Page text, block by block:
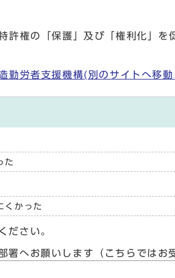
許権の「保護」及び「権利化」
勤労者支援機構(別のサイトへ移動
た
くかった
ださい。
署へお願いします（こちらではお